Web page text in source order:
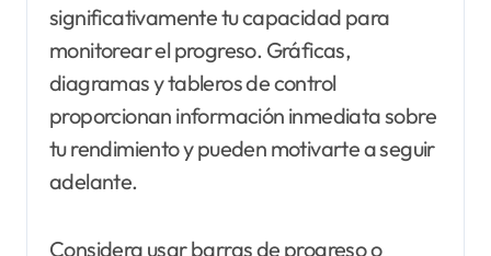
significativamente tu capacidad para
monitorear el progreso. Gráficas,
diagramas y tableros de control
proporcionan información inmediata sobre
tu rendimiento y pueden motivarte a seguir
adelante.
Considera usar barras de progreso o